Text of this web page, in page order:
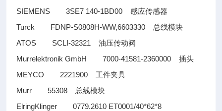
SIEMENS 3SE7 140-1BD00感应传感器
Turck FDNP-S0808H-WW,6603330 总线模块
ATOS SCLI-32321油压传动阀
Murrelektronik GmbH 7000-41581-2360000插头
MEYCO 2221900 工件夹具
Murr 55308 总线模块
ElringKlinger 0779.2610 ET0001/40*62*8